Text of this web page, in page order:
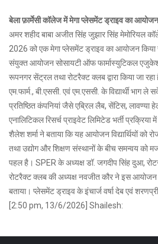
बेला फ़ार्मेसी कॉलेज में मेगा प्लेसमेंट ड्राइव का आयोजन
अमर शहीद बाबा अजीत सिंह जुझार सिंह मेमोरियल
2026 को एक मेगा प्लेसमेंट ड्राइव का आयोजन किया
संयुक्त आयोजन सोसायटी ऑफ फार्मास्युटिकल
रूपनगर सेंट्रल तथा रोटरैक्ट क्लब द्वारा किया जा
एम.फार्म., बी.एससी. एवं एम.एससी. के विद्यार्थी भाग ले
प्रतिष्ठित कंपनियां जैसे एब्रिल लैब, सेंटिस, लावण्या
एनालिटिकल रिसर्च प्राइवेट लिमिटेड भर्ती
शैलेश शर्मा ने बताया कि यह आयोजन विद्यार्थियों को
तथा उद्योग और शिक्षण संस्थानों के बीच समन्वय को
पहल है। SPER के अध्यक्ष डॉ. जगदीप सिंह दुआ,
रोटरैक्ट क्लब की अध्यक्ष नवजीत कौर ने इस आयोजन
बताया। प्लेसमेंट ड्राइव के इंचार्ज वर्षा देब एवं
[2:50 pm, 13/6/2026] Shailesh: